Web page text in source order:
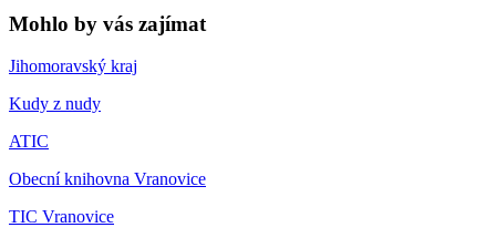
Mohlo by vás zajímat
Jihomoravský kraj
Kudy z nudy
ATIC
Obecní knihovna Vranovice
TIC Vranovice